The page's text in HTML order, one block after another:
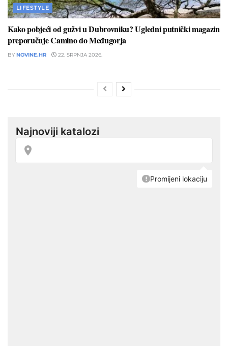
LIFESTYLE
Kako pobjeći od gužvi u Dubrovniku? Ugledni putnički magazin
preporučuje Camino do Međugorja
BY NOVINE.HR 22. SRPNJA 2026.